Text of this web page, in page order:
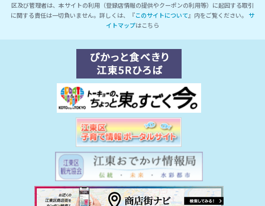
区及び管理者は、本サイトの利用（登録店情報の提供やクーポンの利用等）に起因する取引
に関する責任は一切負いません。詳しくは、『このサイトについて』内をご覧ください。 サ
イトマップはこちら